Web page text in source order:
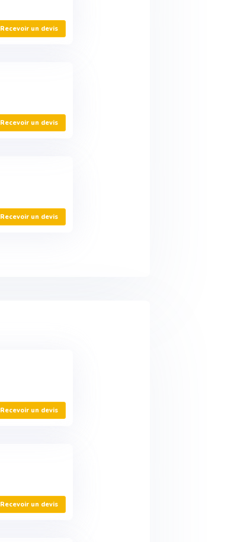
Recevoir un devis
Recevoir un devis
Recevoir un devis
Recevoir un devis
Recevoir un devis